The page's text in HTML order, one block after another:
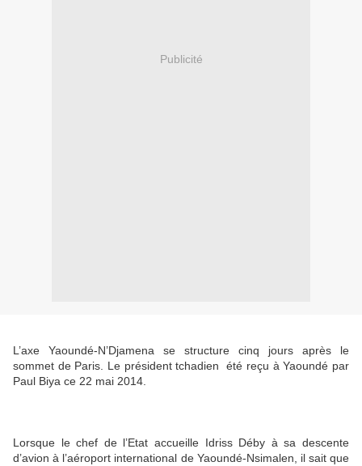
Publicité
L’axe Yaoundé-N’Djamena se structure cinq jours après le
sommet de Paris. Le président tchadien été reçu à Yaoundé par
Paul Biya ce 22 mai 2014.
Lorsque le chef de l’Etat accueille Idriss Déby à sa descente
d’avion à l’aéroport international de Yaoundé-Nsimalen, il sait que